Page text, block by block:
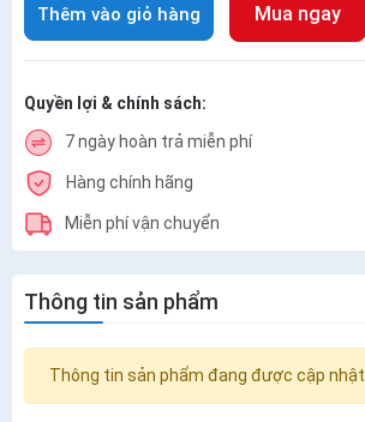
Thêm vào giỏ hàng Mua ngay
Quyền lợi & chính sách:
7 ngày hoàn trả miễn phí
Hàng chính hãng
Miễn phí vận chuyển
Thông tin sản phẩm
Thông tin sản phẩm đang được cập nhật